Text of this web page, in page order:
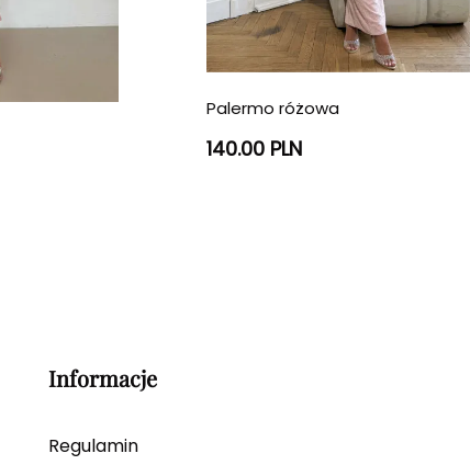
Palermo różowa
140.00 PLN
Informacje
Regulamin